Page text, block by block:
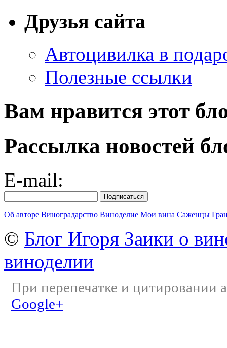
Друзья сайта
Автоцивилка в
Полезные ссылки
Вам нравится этот
Рассылка новостей
E-mail:
Об авторе Виноградарство Виноделие Мои вина Саженцы
© Блог Игоря Заики о
виноделии
При перепечатке и цитировании
Google+